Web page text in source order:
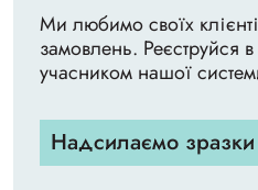
Ми любимо своїх
замовлень. Реєструйся
учасником нашої
Надсилаємо зразки